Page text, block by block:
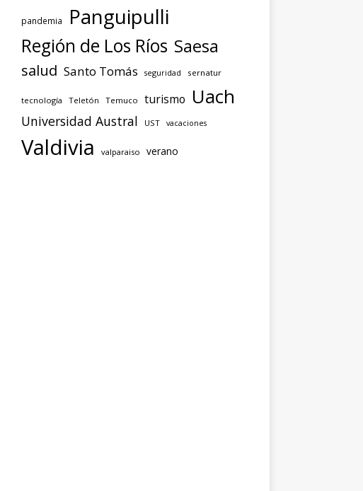
pandemia Panguipulli
Región de Los Ríos Saesa
salud Santo Tomás seguridad sernatur
tecnología Teletón Temuco turismo Uach
Universidad Austral UST vacaciones
Valdivia valparaiso verano